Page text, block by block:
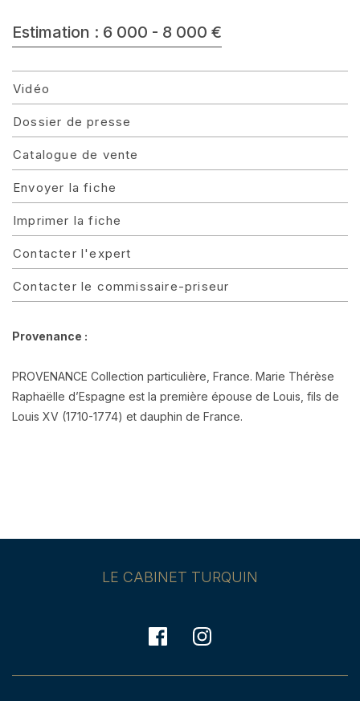
Estimation : 6 000 - 8 000 €
Vidéo
Dossier de presse
Catalogue de vente
Envoyer la fiche
Imprimer la fiche
Contacter l'expert
Contacter le commissaire-priseur
Provenance :
PROVENANCE Collection particulière, France. Marie Thérèse
Raphaëlle d’Espagne est la première épouse de Louis, fils de
Louis XV (1710-1774) et dauphin de France.
LE CABINET TURQUIN